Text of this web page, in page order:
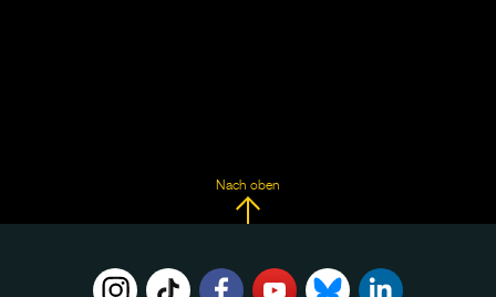
Nach oben